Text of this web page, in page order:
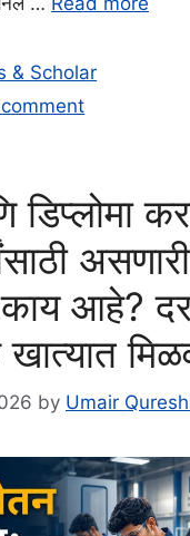
& Scholar
काय आहे?
by Umair